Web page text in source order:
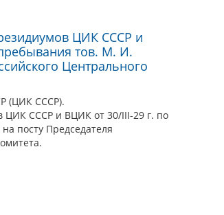
ЦИК СССР и
тов. М. И.
Центрального
(ЦИК СССР).
ЦИК СССР и ВЦИК от 30/III-29 г. по
посту Председателя